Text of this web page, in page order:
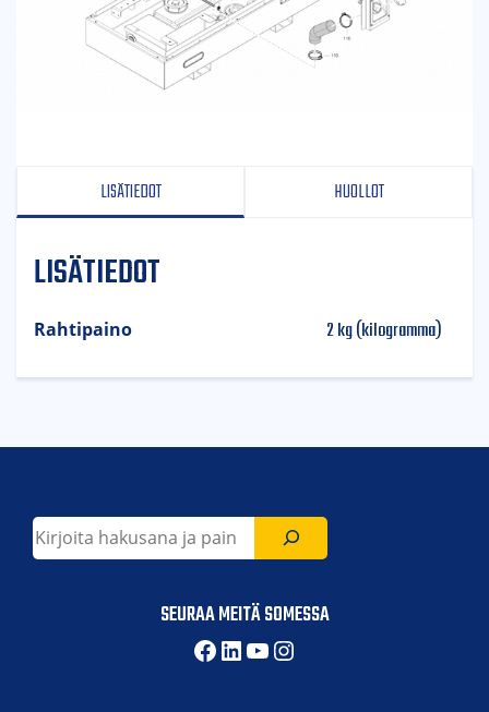
LISÄTIEDOT HUOLLOT
LISÄTIEDOT
Rahtipaino 2 kg (kilogramma)
Etsi
SEURAA MEITÄ SOMESSA
Facebook
LinkedIn
YouTube
Instagram